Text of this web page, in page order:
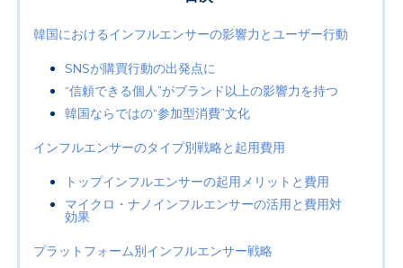
韓国におけるインフルエンサーの影響力とユーザー行動
SNSが購買行動の出発点に
“信頼できる個人”がブランド以上の影響力を持つ
韓国ならではの“参加型消費”文化
インフルエンサーのタイプ別戦略と起用費用
トップインフルエンサーの起用メリットと費用
マイクロ・ナノインフルエンサーの活用と費用対
効果
プラットフォーム別インフルエンサー戦略